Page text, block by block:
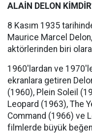
ALAİN DELON
8 Kasım 1935
Maurice Marcel
aktörlerinden biri
1960'lardan ve
ekranlara getiren
(1960), Plein Soleil
Leopard (1963), The
Command (1966) ve
filmlerde büyük